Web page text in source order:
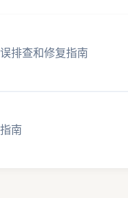
排查和修复指南
南